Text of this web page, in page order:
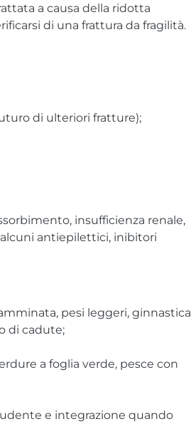
a causa della ridotta
di una frattura da fragilità.
di ulteriori fratture);
insufficienza renale,
antiepilettici, inibitori
pesi leggeri, ginnastica
di cadute;
a foglia verde, pesce con
e integrazione quando